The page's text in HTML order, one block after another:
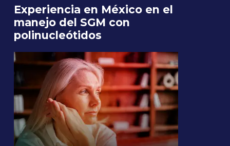
Experiencia en México en el
manejo del SGM con
polinucleótidos